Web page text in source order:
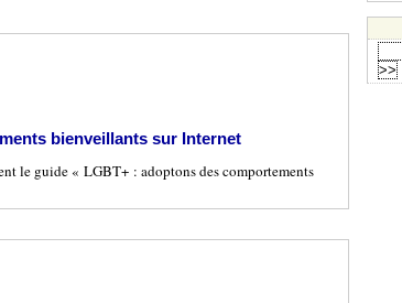
bienveillants sur Internet
le guide « LGBT+ : adoptons des comportements